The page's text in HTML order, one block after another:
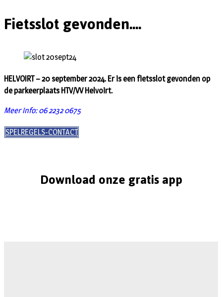
Fietsslot gevonden....
HELVOIRT – 20 september 2024. Er is een fietsslot gevonden op
de parkeerplaats HTV/VV Helvoirt.
Meer info: 06 2232 0675
SPELREGELS-CONTACT
Download onze gratis app